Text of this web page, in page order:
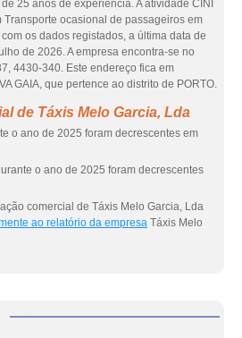
25 anos de experiência. A atividade CINI
ocasional de passageiros em
os dados registados, a última data de
de 2026. A empresa encontra-se no
4430-340. Este endereço fica em
GAIA, que pertence ao distrito de PORTO.
de Táxis Melo Garcia, Lda
o ano de 2025 foram decrescentes em
o ano de 2025 foram decrescentes
comercial de Táxis Melo Garcia, Lda
ao relatório da empresa Táxis Melo